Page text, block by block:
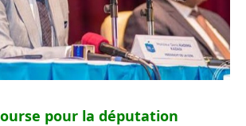
pour la députation